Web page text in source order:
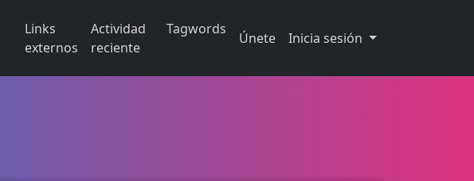
Links
externos
Actividad
reciente
Tagwords
Únete Inicia sesión